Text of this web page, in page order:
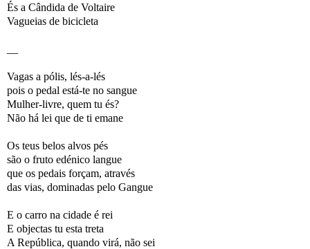
És a Cândida de Voltaire
Vagueias de bicicleta
Vagas a pólis, lés-a-lés
pois o pedal está-te no sangue
Mulher-livre, quem tu és?
Não há lei que de ti emane
Os teus belos alvos pés
são o fruto edénico langue
que os pedais forçam, através
das vias, dominadas pelo Gangue
E o carro na cidade é rei
E objectas tu esta treta
A República, quando virá, não sei